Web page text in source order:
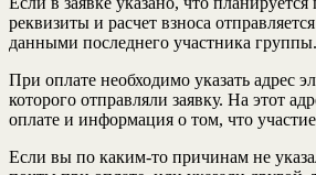
реквизиты и расчет взноса
данными последнего участника группы.
При оплате необходимо указать адрес
которого отправляли заявку. На этот
оплате и информация о том, что
Если вы по каким-то причинам не